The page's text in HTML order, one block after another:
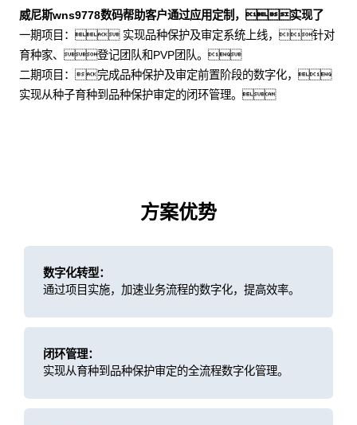
威尼斯wns9778数码帮助客户通过应用定制，实现了
一期项目： 实现品种保护及审定系统上线，针对
育种家、登记团队和PVP团队。
二期项目：完成品种保护及审定前置阶段的数字化，
实现从种子育种到品种保护审定的闭环管理。
方案优势
数字化转型：
通过项目实施，加速业务流程的数字化，提高效率。
闭环管理：
实现从育种到品种保护审定的全流程数字化管理。